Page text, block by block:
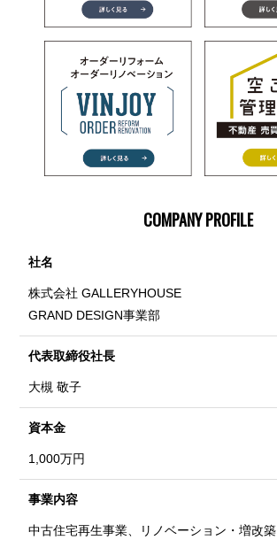
COMPANY PROFILE
社名
株式会社 GALLERYHOUSE
GRAND DESIGN事業部
代表取締役社長
大槻 敬子
資本金
1,000万円
事業内容
中古住宅再生事業、リノベーション・増改築